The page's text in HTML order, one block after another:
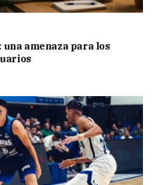
amenaza para los